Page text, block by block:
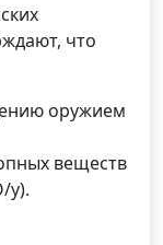
что
оружием
веществ
у).